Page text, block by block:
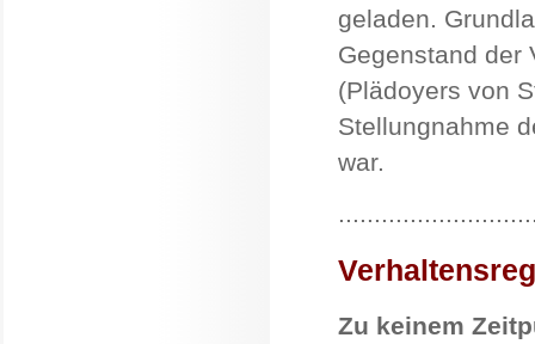
geladen.
Gegenstand der
(Plädoyers von
Stellungnahme
war.
Zu keinem